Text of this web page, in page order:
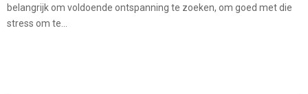
belangrijk om voldoende ontspanning te zoeken, om goed met die
stress om te...